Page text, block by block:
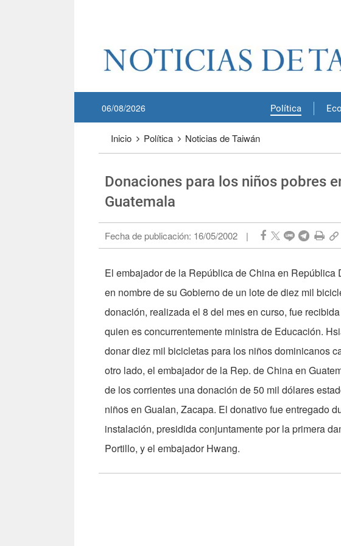
Política
06/08/2026
Inicio Política Noticias de Taiwán
Donaciones para los niños pobres
Guatemala
Fecha de publicación: 16/05/2002 |
El embajador de la República de China en
en nombre de su Gobierno de un lote de diez mil
donación, realizada el 8 del mes en curso, fue
quien es concurrentemente ministra de Educación.
donar diez mil bicicletas para los niños dominicanos
otro lado, el embajador de la Rep. de China en
de los corrientes una donación de 50 mil dólares
niños en Gualan, Zacapa. El donativo fue entregado
instalación, presidida conjuntamente por la primera
Portillo, y el embajador Hwang.